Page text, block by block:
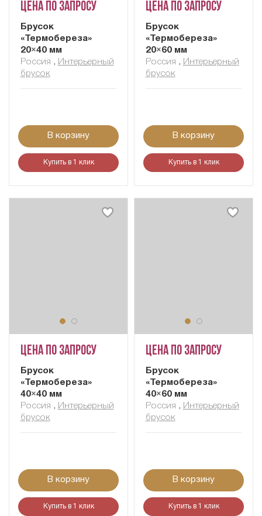
Цена по запросу
Брусок
«Термобереза»
20×40 мм
Россия , Интерьерный
брусок
В корзину
Купить в 1 клик
Цена по запросу
Брусок
«Термобереза»
20×60 мм
Россия , Интерьерный
брусок
В корзину
Купить в 1 клик
Цена по запросу
Брусок
«Термобереза»
40×40 мм
Россия , Интерьерный
брусок
В корзину
Купить в 1 клик
Цена по запросу
Брусок
«Термобереза»
40×60 мм
Россия , Интерьерный
брусок
В корзину
Купить в 1 клик